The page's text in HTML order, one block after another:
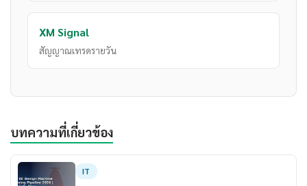
XM Signal
สัญญาณเทรดรายวัน
บทความที่เกี่ยวข้อง
IT